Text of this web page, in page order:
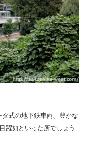
式の地下鉄車両、豊かな
躍如といった所でしょう